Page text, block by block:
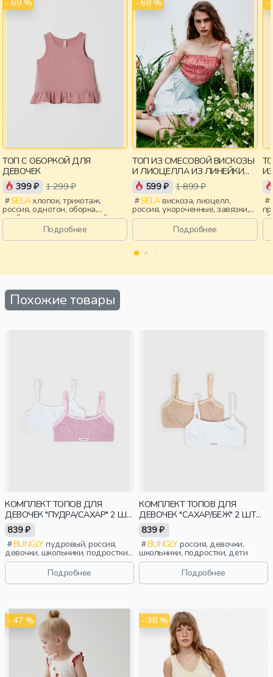
- 69 %
ТОП С ОБОРКОЙ ДЛЯ
ДЕВОЧЕК
399 ₽ 1 299 ₽
SELAхлопок, трикотаж,
россия, однотон, оборка,
свободные, вырез, круглый
вырез, девочки, дети
Подробнее
- 68 %
ТОП ИЗ СМЕСОВОЙ ВИСКОЗЫ
И ЛИОЦЕЛЛА ИЗ ЛИНЕЙКИ
YOUNG
599 ₽ 1 899 ₽
SELAвискоза, лиоцелл,
россия, укороченные, завязки,
приталенные, тонкие,
эластичные, девочки,
старшеклассники, дети
Подробнее
-
Похожие товары
КОМПЛЕКТ ТОПОВ ДЛЯ
ДЕВОЧЕК "ПУДРА/САХАР" 2 ШТ
7+
839 ₽
BUNGLYпудровый, россия,
девочки, школьники, подростки,
дети
Подробнее
КОМПЛЕКТ ТОПОВ ДЛЯ
ДЕВОЧЕК "САХАР/БЕЖ" 2 ШТ
7+
839 ₽
BUNGLYроссия, девочки,
школьники, подростки, дети
Подробнее
- 47 % - 38 %